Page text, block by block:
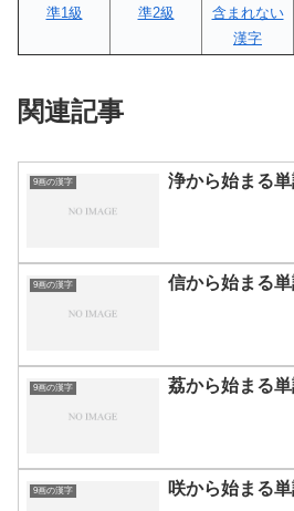
準1級 準2級
含まれない
漢字
関連記事
9画の漢字 浄から始まる
9画の漢字 信から始まる
9画の漢字 荔から始まる
9画の漢字 咲から始まる